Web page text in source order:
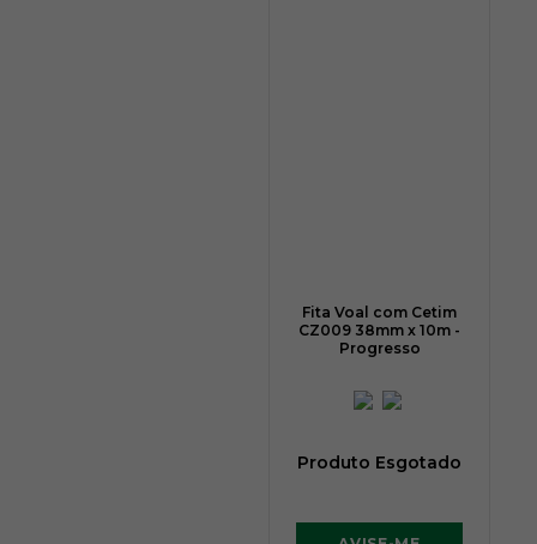
Fita Voal com Cetim
CZ009 38mm x 10m -
Progresso
Produto Esgotado